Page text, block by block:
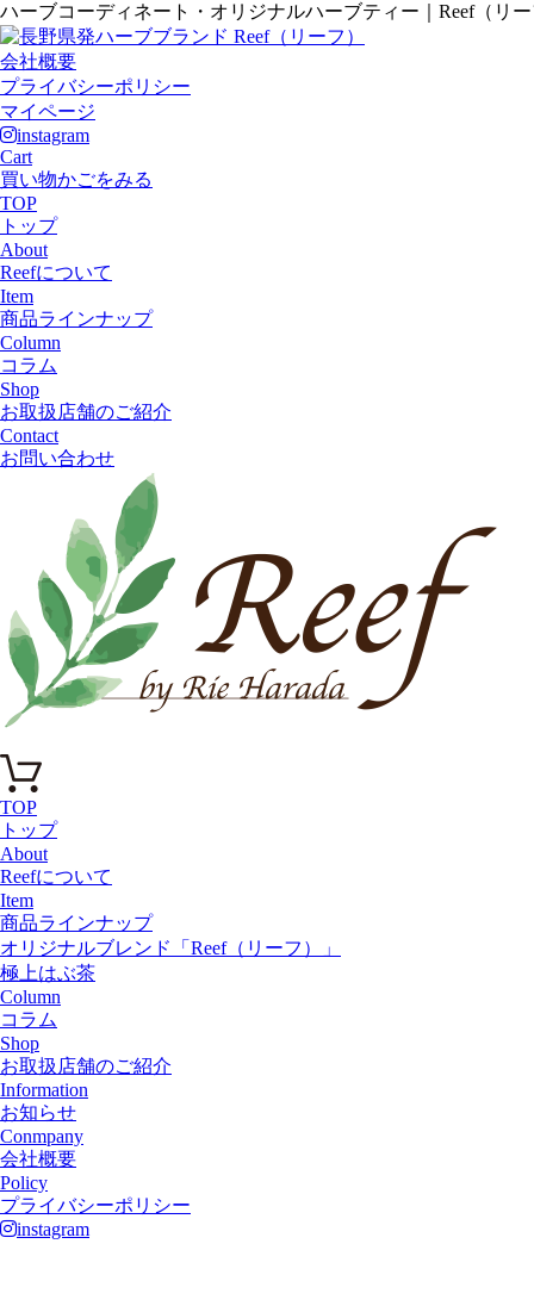
ハーブコーディネート・オリジナルハーブティー｜Reef（リ
会社概要
プライバシーポリシー
マイページ
instagram
Cart
買い物かごをみる
TOP
トップ
About
Reefについて
Item
商品ラインナップ
Column
コラム
Shop
お取扱店舗のご紹介
Contact
お問い合わせ
TOP
トップ
About
Reefについて
Item
商品ラインナップ
オリジナルブレンド「Reef（リーフ）」
極上はぶ茶
Column
コラム
Shop
お取扱店舗のご紹介
Information
お知らせ
Conmpany
会社概要
Policy
プライバシーポリシー
instagram